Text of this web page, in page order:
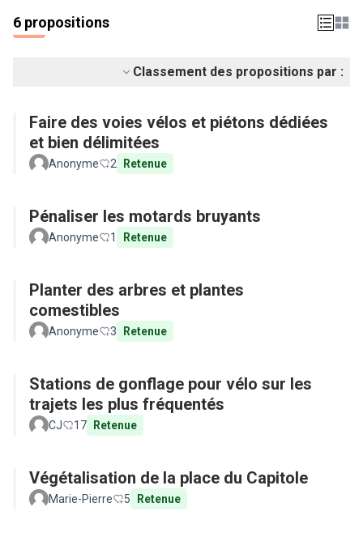
6 propositions
Classement des propositions par :
Faire des voies vélos et piétons dédiées
et bien délimitées
Anonyme 2 Retenue
Pénaliser les motards bruyants
Anonyme 1 Retenue
Planter des arbres et plantes
comestibles
Anonyme 3 Retenue
Stations de gonflage pour vélo sur les
trajets les plus fréquentés
CJ 17 Retenue
Végétalisation de la place du Capitole
Marie-Pierre 5 Retenue